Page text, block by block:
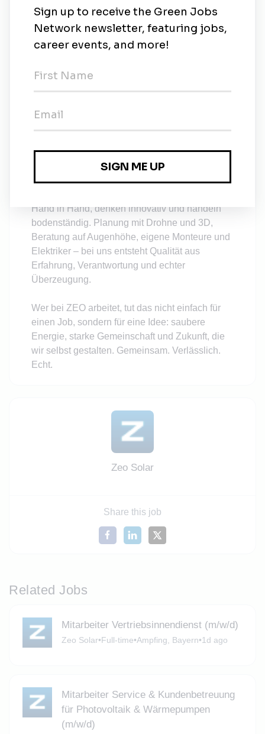
Energiewende in Bayern aktiv mit: über 8.000
Solaranlagen und eine wachsende Zahl an
geplant, installiert und betreut von echten Profis
Als Meisterbetrieb mit doppelter
Handwerkszulassung in Elektro und Heizung
im Haus – alles aus einer Hand.Was uns
auszeichnet, ist der Teamgeist und die
Kompetenz jedes Einzelnen: Ob im Büro, auf
Hand in Hand, denken innovativ und handeln
bodenständig. Planung mit Drohne und 3D,
Beratung auf Augenhöhe, eigene Monteure und
Elektriker – bei uns entsteht Qualität aus
Erfahrung, Verantwortung und echter
Überzeugung.
Wer bei ZEO arbeitet, tut das nicht einfach für
einen Job, sondern für eine Idee: saubere
Energie, starke Gemeinschaft und Zukunft, die
wir selbst gestalten. Gemeinsam. Verlässlich.
Echt.
Zeo Solar
Share this job
Related Jobs
Mitarbeiter Vertriebsinnendienst (m/w/d)
Zeo Solar•Full-time•Ampfing, Bayern•1d ago
Mitarbeiter Service & Kundenbetreuung
für Photovoltaik & Wärmepumpen
(m/w/d)